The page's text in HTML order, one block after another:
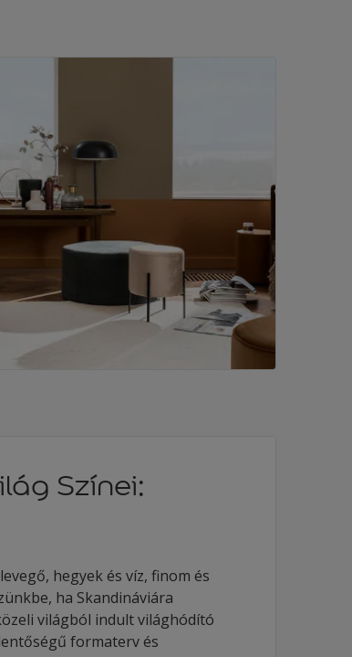
Színei:
hegyek és víz, finom és
ha Skandináviára
világból indult világhódító
formaterv és